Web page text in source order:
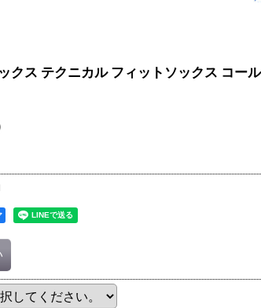
クス テクニカル フィットソックス コ